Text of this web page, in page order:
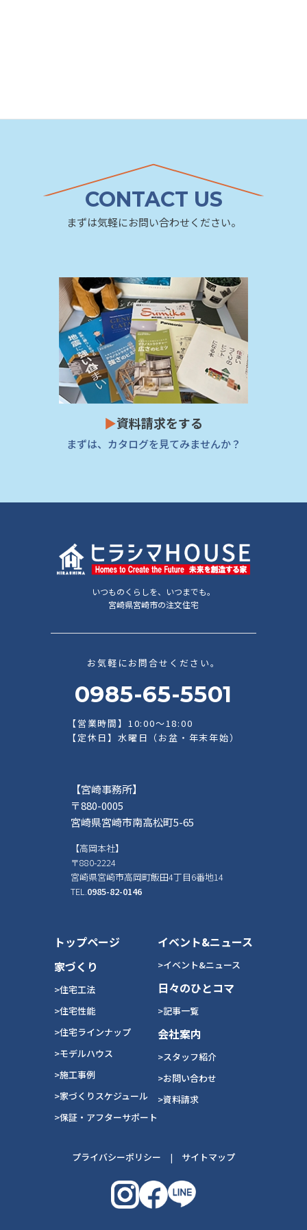
CONTACT US
まずは気軽にお問い合わせください。
▶資料請求をする
まずは、カタログを見てみませんか？
いつものくらしを、いつまでも。
宮崎県宮崎市の注文住宅
お気軽にお問合せください。
0985-65-5501
【営業時間】10:00～18:00
【定休日】水曜日（お盆・年末年始）
【宮崎事務所】
〒880-0005
宮崎県宮崎市南高松町5-65
【高岡本社】
〒880-2224
宮崎県宮崎市高岡町飯田4丁目6番地14
TEL. 0985-82-0146
トップページ
家づくり
>住宅工法
>住宅性能
>住宅ラインナップ
>モデルハウス
>施工事例
>家づくりスケジュール
>保証・アフターサポート
イベント&ニュース
>イベント&ニュース
日々のひとコマ
>記事一覧
会社案内
>スタッフ紹介
>お問い合わせ
>資料請求
プライバシーポリシー | サイトマップ